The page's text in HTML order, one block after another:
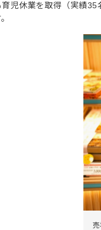
育児休業を取得（実績